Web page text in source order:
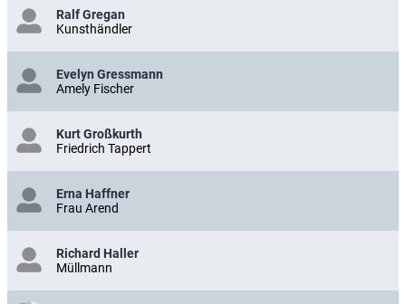
Ralf Gregan
Kunsthändler
Evelyn Gressmann
Amely Fischer
Kurt Großkurth
Friedrich Tappert
Erna Haffner
Frau Arend
Richard Haller
Müllmann